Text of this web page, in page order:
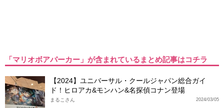
「マリオボアパーカー」が含まれているまとめ記事はコチラ
【2024】ユニバーサル・クールジャパン総合ガイ
ド！ヒロアカ&モンハン&名探偵コナン登場
2024/03/05
まるこさん